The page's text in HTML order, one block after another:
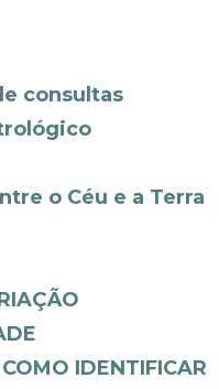
consultas
o Céu e a Terra
IDENTIFICAR